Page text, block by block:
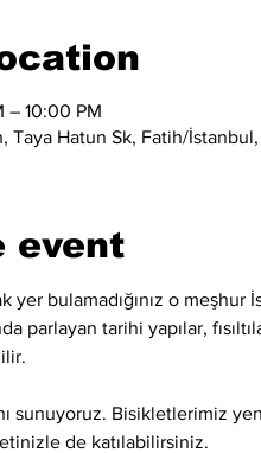
– 10:00 PM
Taya Hatun Sk, Fatih/
event
yer bulamadığınız o
parlayan tarihi yapılar,
sunuyoruz. Bisikletlerimiz
de katılabilirsiniz.